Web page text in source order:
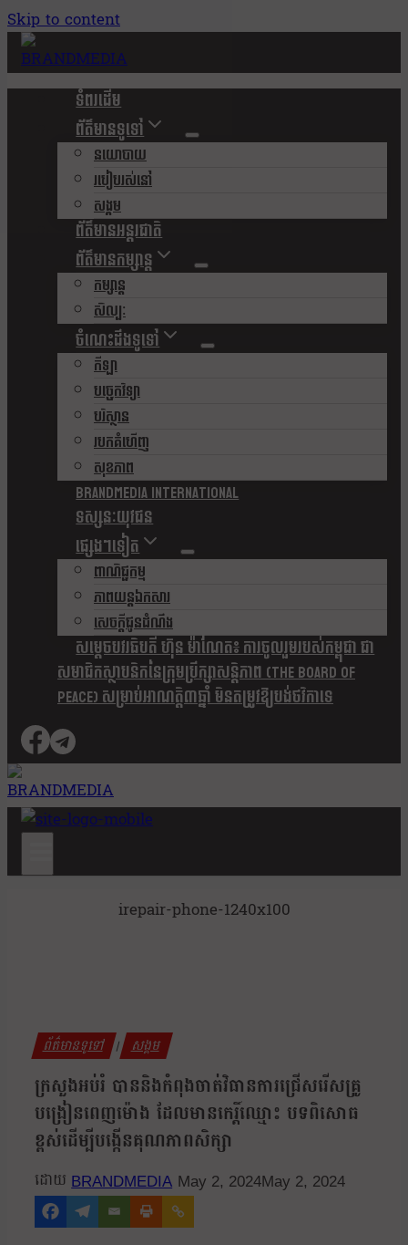
Skip to content
ទំពរដើម
ព័ត៌មានទូទៅ
នយោបាយ
របៀបរស់នៅ
សង្គម
ព័ត៌មានអន្តរជាតិ
ព័ត៌មានកម្សាន្ត
កម្សាន្ត
សិល្បៈ
ចំណេះដឹងទូទៅ
កីឡា
បច្ចេកវិទ្យា
បរិស្ថាន
របកគំហើញ
សុខភាព
Brandmedia international
ទស្សនៈយុវជន
ផ្សេងៗទៀត
ពាណិជ្ជកម្ម
ភាពយន្តឯកសារ
សេចក្តីជូនដំណឹង
សម្តេចបវរធិបតី ហ៊ុន ម៉ាណែត៖ ការចូលរួមរបស់កម្ពុជា ជា
សមាជិកស្ថាបនិកនៃក្រុមប្រឹក្សាសន្តិភាព (The Board Of
Peace) សម្រាប់អាណត្តិ៣ឆ្នាំ មិនតម្រូវឱ្យបង់ថវិកាទេ
irepair-phone-1240x100
ព័ត៌មានទូទៅ | សង្គម
ក្រសួងអប់រំ បាននិងកំពុងចាត់វិធានការជ្រើសរើសគ្រូ
បង្រៀនពេញម៉ោង ដែលមានកេរ្តិ៍ឈ្មោះ បទពិសោធ
ខ្ពស់ដើម្បីបង្កើនគុណភាពសិក្សា
BRANDMEDIA May 2, 2024May 2, 2024